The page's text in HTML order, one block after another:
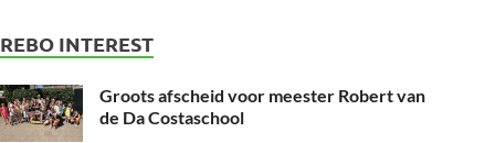
REBO INTEREST
Groots afscheid voor meester Robert van
de Da Costaschool